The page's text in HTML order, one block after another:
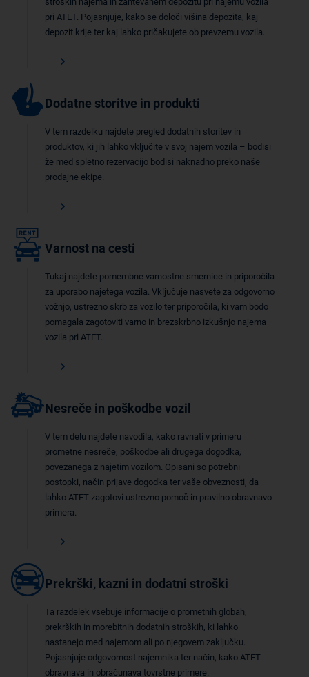
pri ATET. Pojasnjuje, kako se določi višina depozita, kaj
depozit krije ter kaj lahko pričakujete ob prevzemu vozila.
Dodatne storitve in produkti
V tem razdelku najdete pregled dodatnih storitev in
produktov, ki jih lahko vključite v svoj najem vozila – bodisi
že med spletno rezervacijo bodisi naknadno preko naše
prodajne ekipe.
Varnost na cesti
Tukaj najdete pomembne varnostne smernice in priporočila
za uporabo najetega vozila. Vključuje nasvete za odgovorno
vožnjo, ustrezno skrb za vozilo ter priporočila, ki vam bodo
pomagala zagotoviti varno in brezskrbno izkušnjo najema
vozila pri ATET.
Nesreče in poškodbe vozil
V tem delu najdete navodila, kako ravnati v primeru
prometne nesreče, poškodbe ali drugega dogodka,
povezanega z najetim vozilom. Opisani so potrebni
postopki, način prijave dogodka ter vaše obveznosti, da
lahko ATET zagotovi ustrezno pomoč in pravilno obravnavo
primera.
Prekrški, kazni in dodatni stroški
Ta razdelek vsebuje informacije o prometnih globah,
prekrških in morebitnih dodatnih stroških, ki lahko
nastanejo med najemom ali po njegovem zaključku.
Pojasnjuje odgovornost najemnika ter način, kako ATET
obravnava in obračunava tovrstne primere.